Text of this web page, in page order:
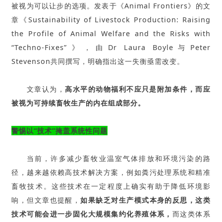
被视为可以让步的选项。发表于《Animal Frontiers》的文
章《Sustainability of Livestock Production: Raising
the Profile of Animal Welfare and the Risks with
“Techno-Fixes”》，由Dr Laura Boyle与Peter
Stevenson共同撰写，明确指出这一失衡亟需改变。
文章认为，高水平的动物福利不应只是附加条件，而应
被视为可持续畜牧生产的内在组成部分。
警惕以“技术”掩盖系统性问题
当前，许多减少畜牧业温室气体排放和环境污染的路
径，越来越依赖高技术解决方案，例如粪污处理系统和精准
畜牧技术。这些技术在一定程度上确实有助于降低环境影
响，但文章也提醒，如果缺乏对生产模式本身的反思，这类
技术可能会进一步固化大规模集约化养殖体系， 而这类体系